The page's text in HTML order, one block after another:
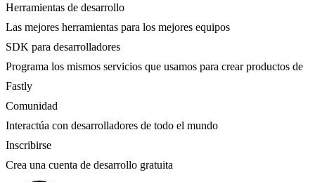
Herramientas de desarrollo
Las mejores herramientas para los mejores equipos
SDK para desarrolladores
Programa los mismos servicios que usamos para crear productos de
Fastly
Comunidad
Interactúa con desarrolladores de todo el mundo
Inscribirse
Crea una cuenta de desarrollo gratuita